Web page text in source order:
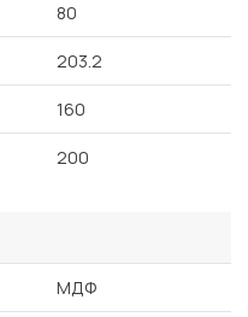
80
203.2
160
200
МДФ